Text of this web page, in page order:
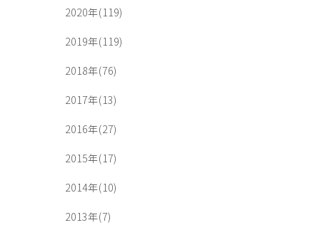
2020年(119)
2019年(119)
2018年(76)
2017年(13)
2016年(27)
2015年(17)
2014年(10)
2013年(7)